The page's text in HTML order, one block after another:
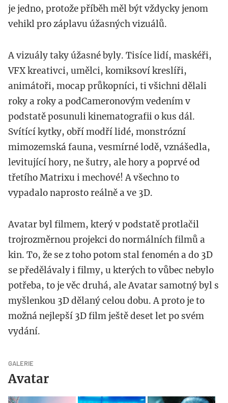
je jedno, protože příběh měl být vždycky jenom
vehikl pro záplavu úžasných vizuálů.
A vizuály taky úžasné byly. Tisíce lidí, maskéři,
VFX kreativci, umělci, komiksoví kreslíři,
animátoři, mocap průkopníci, ti všichni dělali
roky a roky a podCameronovým vedením v
podstatě posunuli kinematografii o kus dál.
Svítící kytky, obří modří lidé, monstrózní
mimozemská fauna, vesmírné lodě, vznášedla,
levitující hory, ne šutry, ale hory a poprvé od
třetího Matrixu i mechové! A všechno to
vypadalo naprosto reálně a ve 3D.
Avatar byl filmem, který v podstatě protlačil
trojrozměrnou projekci do normálních filmů a
kin. To, že se z toho potom stal fenomén a do 3D
se předělávaly i filmy, u kterých to vůbec nebylo
potřeba, to je věc druhá, ale Avatar samotný byl s
myšlenkou 3D dělaný celou dobu. A proto je to
možná nejlepší 3D film ještě deset let po svém
vydání.
GALERIE
Avatar